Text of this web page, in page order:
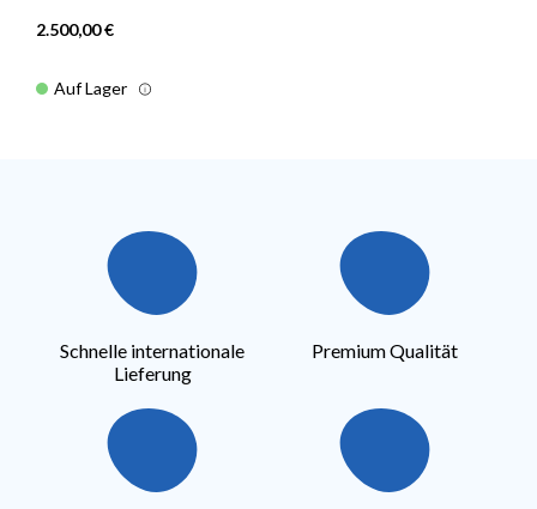
2.500,00 €
Auf Lager
Schnelle internationale
Lieferung
Premium Qualität